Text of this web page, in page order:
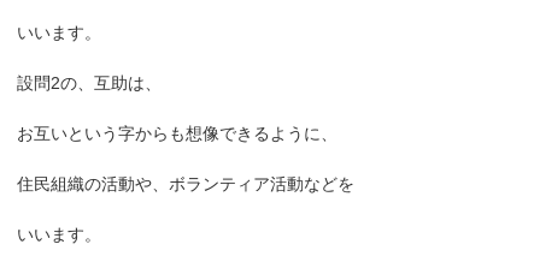
いいます。
設問2の、互助は、
お互いという字からも想像できるように、
住民組織の活動や、ボランティア活動などを
いいます。